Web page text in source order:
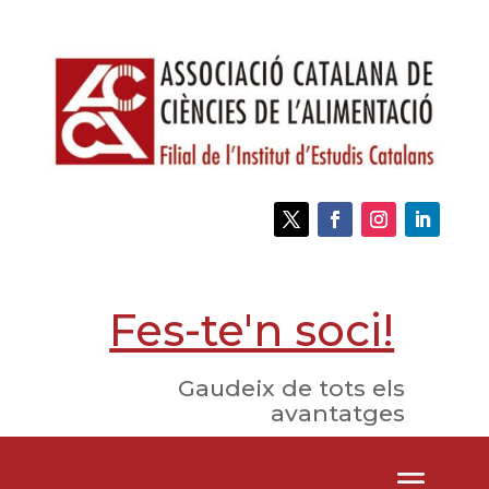
Fes-te'n soci!
Gaudeix de tots els
avantatges